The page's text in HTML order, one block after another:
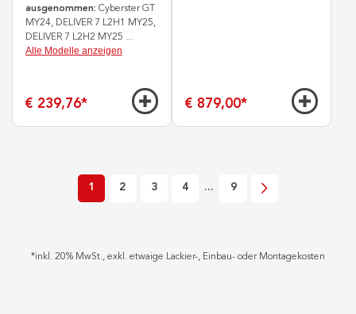
ausgenommen: Cyberster GT
MY24, DELIVER 7 L2H1 MY25,
DELIVER 7 L2H2 MY25 ...
Alle Modelle anzeigen
€ 239,76* € 879,00*
1 2 3 4 ... 9
*inkl. 20% MwSt., exkl. etwaige Lackier-, Einbau- oder Montagekosten